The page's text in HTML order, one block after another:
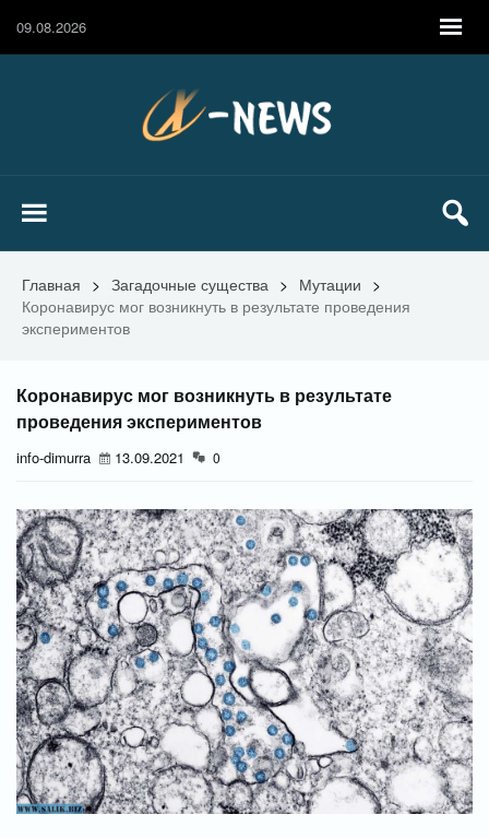
09.08.2026
Главная > Загадочные существа > Мутации >
Коронавирус мог возникнуть в результате проведения
экспериментов
Коронавирус мог возникнуть в результате
проведения экспериментов
info-dimurra 13.09.2021 0